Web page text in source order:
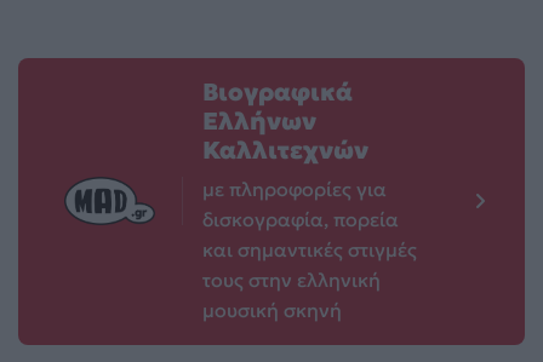
Βιογραφικά
Ελλήνων
Καλλιτεχνών
με πληροφορίες για
δισκογραφία, πορεία
και σημαντικές στιγμές
τους στην ελληνική
μουσική σκηνή